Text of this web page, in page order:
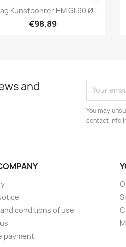
Quick view
Kunstbohrer HM GL90 Ø...
€98.89
and
You may
contact info
conditions of use
payment